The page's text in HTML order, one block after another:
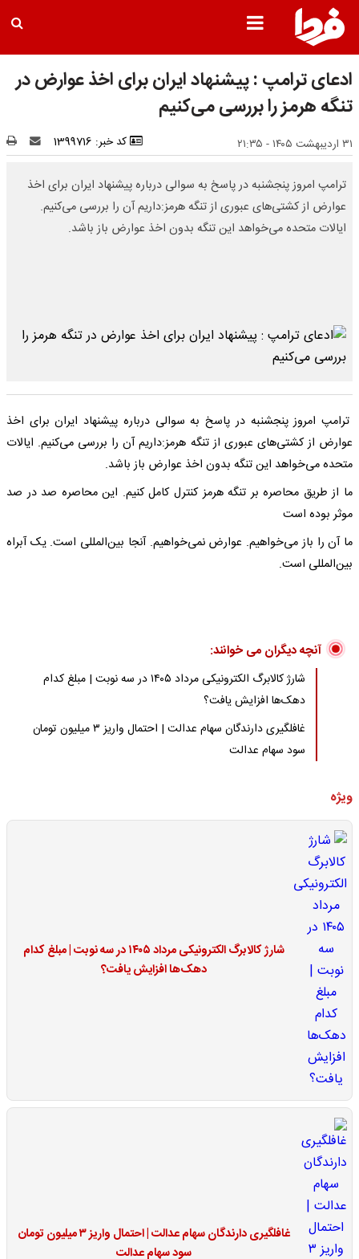
ادعای ترامپ : پیشنهاد ایران برای اخذ عوارض در
تنگه هرمز را بررسی می‌کنیم
۳۱ اردیبهشت ۱۴۰۵ - ۲۱:۳۵ کد خبر: 1399716
ترامپ امروز پنجشنبه در پاسخ به سوالی درباره پیشنهاد ایران برای اخذ
عوارض از کشتی‌های عبوری از تنگه هرمز:داریم آن را بررسی می‌کنیم.
ایالات متحده می‌خواهد این تنگه بدون اخذ عوارض باز باشد.
ترامپ امروز پنجشنبه در پاسخ به سوالی درباره پیشنهاد ایران برای اخذ
عوارض از کشتی‌های عبوری از تنگه هرمز:داریم آن را بررسی می‌کنیم. ایالات
متحده می‌خواهد این تنگه بدون اخذ عوارض باز باشد.
ما از طریق محاصره بر تنگه هرمز کنترل کامل کنیم. این محاصره صد در صد
موثر بوده است
ما آن را باز می‌خواهیم. عوارض نمی‌خواهیم. آنجا بین‌المللی است. یک آبراه
بین‌المللی است.
آنچه دیگران می خوانند:
شارژ کالابرگ الکترونیکی مرداد ۱۴۰۵ در سه نوبت | مبلغ کدام
دهک‌ها افزایش یافت؟
غافلگیری دارندگان سهام عدالت | احتمال واریز ۳ میلیون تومان
سود سهام عدالت
ویژه
شارژ کالابرگ الکترونیکی مرداد ۱۴۰۵ در سه نوبت | مبلغ کدام
دهک‌ها افزایش یافت؟
غافلگیری دارندگان سهام عدالت | احتمال واریز ۳ میلیون تومان
سود سهام عدالت